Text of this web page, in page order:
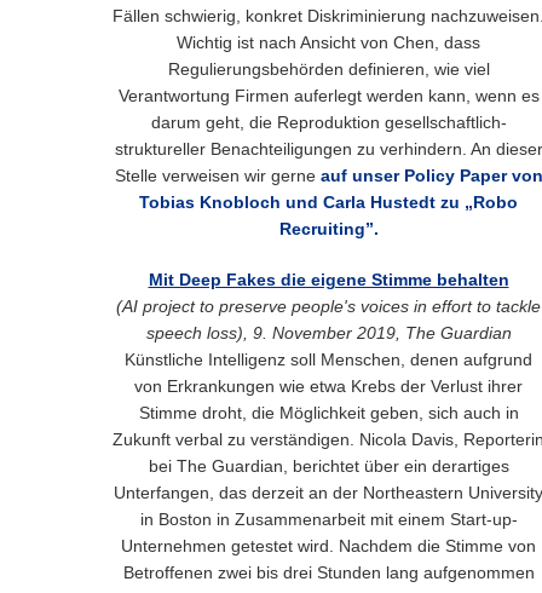
Fällen schwierig, konkret Diskriminierung
Wichtig ist nach Ansicht von Chen, dass
Regulierungsbehörden definieren, wie viel
Verantwortung Firmen auferlegt werden kann, wenn es
darum geht, die Reproduktion gesellschaftlich-
struktureller Benachteiligungen zu verhindern. An dieser
Stelle verweisen wir gerne auf unser Policy Paper von
Tobias Knobloch und Carla Hustedt zu „Robo
Recruiting”.
Mit Deep Fakes die eigene Stimme behalten
(AI project to preserve people's voices in effort to tackle
speech loss), 9. November 2019, The Guardian
Künstliche Intelligenz soll Menschen, denen aufgrund
von Erkrankungen wie etwa Krebs der Verlust ihrer
Stimme droht, die Möglichkeit geben, sich auch in
Zukunft verbal zu verständigen. Nicola Davis,
bei The Guardian, berichtet über ein derartiges
Unterfangen, das derzeit an der Northeastern University
in Boston in Zusammenarbeit mit einem Start-up-
Unternehmen getestet wird. Nachdem die Stimme von
Betroffenen zwei bis drei Stunden lang aufgenommen